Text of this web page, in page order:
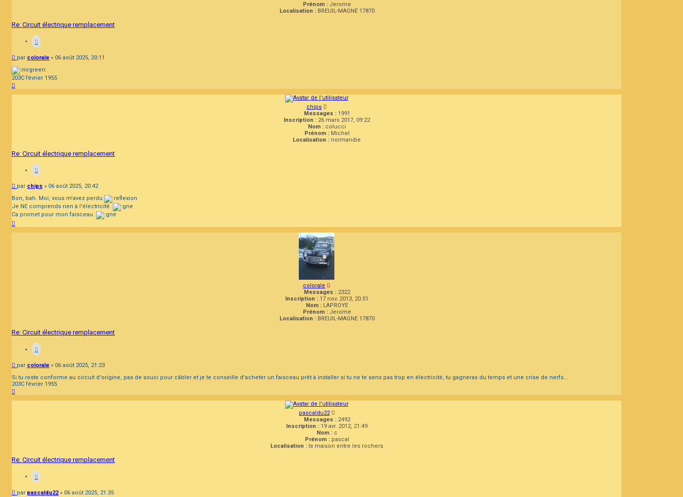
Prénom :Jerome
Localisation :BREUIL-MAGNE 17870
Re: Circuit électrique remplacement
Message
par colorale » 06 août 2025, 20:11
203C février 1955
chips
Messages :1991
Inscription : 26 mars 2017, 09:22
Nom :colucci
Prénom :Michel
Localisation : normandie
Re: Circuit électrique remplacement
Message
par chips » 06 août 2025, 20:42
Bon, bah. Moi, vous m'avez perdu
Je NE comprends rien à l'électricité.
Ca promet pour mon faisceau.
colorale
Messages :2322
Inscription : 17 nov. 2013, 20:51
Nom :LAPROYE
Prénom :Jerome
Localisation :BREUIL-MAGNE 17870
Re: Circuit électrique remplacement
Message
par colorale » 06 août 2025, 21:23
Si tu reste conforme au circuit d'origine, pas de souci pour câbler et je te conseille d'acheter un faisceau prêt à installer si tu ne te sens pas trop en électricité, tu gagneras du temps et une crise de nerfs...
203C février 1955
pascaldu22
Messages :2492
Inscription : 19 avr. 2012, 21:49
Nom :c
Prénom :pascal
Localisation : la maison entre les rochers
Re: Circuit électrique remplacement
Message
par pascaldu22 » 06 août 2025, 21:35